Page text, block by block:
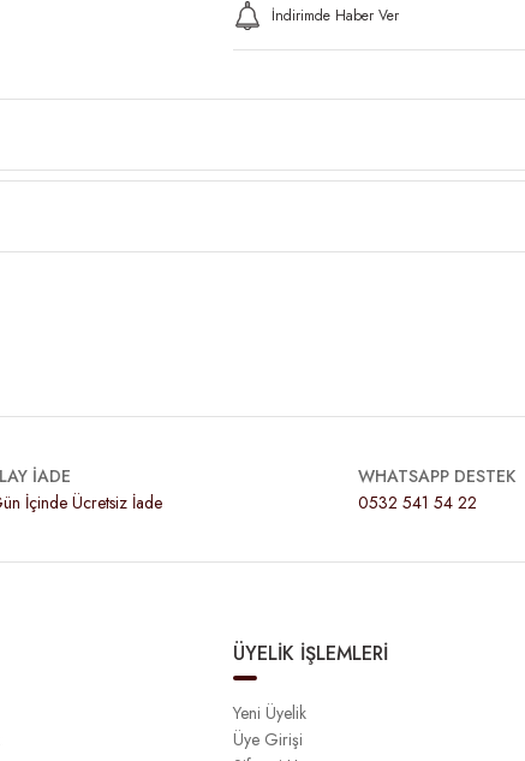
İndirimde Haber Ver
İADE
İçinde Ücretsiz İade
WHATSAPP DESTEK
0532 541 54 22
ÜYELİK İŞLEMLERİ
Yeni Üyelik
Üye Girişi